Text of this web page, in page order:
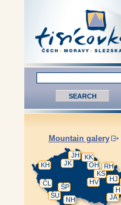
Mountain galery
JA
HJ
HV
NH
KS
RH
ŠP
ŠU
OH
JK
KK
ČL
JH
KH